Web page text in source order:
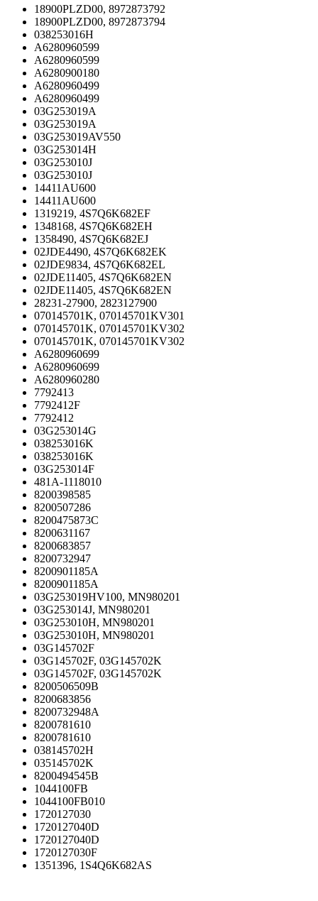
18900PLZD00, 8972873792
18900PLZD00, 8972873794
038253016H
A6280960599
A6280960599
A6280900180
A6280960499
A6280960499
03G253019A
03G253019A
03G253019AV550
03G253014H
03G253010J
03G253010J
14411AU600
14411AU600
1319219, 4S7Q6K682EF
1348168, 4S7Q6K682EH
1358490, 4S7Q6K682EJ
02JDE4490, 4S7Q6K682EK
02JDE9834, 4S7Q6K682EL
02JDE11405, 4S7Q6K682EN
02JDE11405, 4S7Q6K682EN
28231-27900, 2823127900
070145701K, 070145701KV301
070145701K, 070145701KV302
070145701K, 070145701KV302
A6280960699
A6280960699
A6280960280
7792413
7792412F
7792412
03G253014G
038253016K
038253016K
03G253014F
481A-1118010
8200398585
8200507286
8200475873C
8200631167
8200683857
8200732947
8200901185A
8200901185A
03G253019HV100, MN980201
03G253014J, MN980201
03G253010H, MN980201
03G253010H, MN980201
03G145702F
03G145702F, 03G145702K
03G145702F, 03G145702K
8200506509B
8200683856
8200732948A
8200781610
8200781610
038145702H
035145702K
8200494545B
1044100FB
1044100FB010
1720127030
1720127040D
1720127040D
1720127030F
1351396, 1S4Q6K682AS